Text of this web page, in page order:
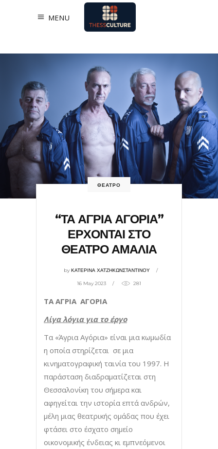
MENU
ΘΕΑΤΡΟ
“ΤΑ ΑΓΡΙΑ ΑΓΟΡΙΑ”
ΕΡΧΟΝΤΑΙ ΣΤΟ
ΘΕΑΤΡΟ ΑΜΑΛΙΑ
byΚΑΤΕΡΙΝΑ ΧΑΤΖΗΚΩΝΣΤΑΝΤΙΝΟΥ
16 May 2023 281
ΤΑ ΑΓΡΙΑ ΑΓΟΡΙΑ
Λίγα λόγια για το έργο
Τα «Άγρια Αγόρια» είναι μια κωμωδία
η οποία στηρίζεται σε μια
κινηματογραφική ταινία του 1997. Η
παράσταση διαδραματίζεται στη
Θεσσαλονίκη του σήμερα και
αφηγείται την ιστορία επτά ανδρών,
μέλη μιας θεατρικής ομάδας που έχει
φτάσει στο έσχατο σημείο
οικονομικής ένδειας κι εμπνεόμενοι